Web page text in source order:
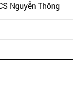
Nguyễn Thông